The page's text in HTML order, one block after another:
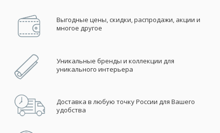
Выгодные цены, скидки, распродажи, акции и
многое другое
Уникальные бренды и коллекции для
уникального интерьера
Доставка в любую точку России для Вашего
удобства